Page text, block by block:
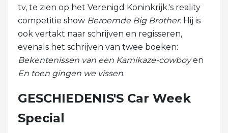
tv, te zien op het Verenigd Koninkrijk.'s reality
competitie show Beroemde Big Brother. Hij is
ook vertakt naar schrijven en regisseren,
evenals het schrijven van twee boeken:
Bekentenissen van een Kamikaze-cowboyen
En toen gingen we vissen.
GESCHIEDENIS'S Car Week
Special